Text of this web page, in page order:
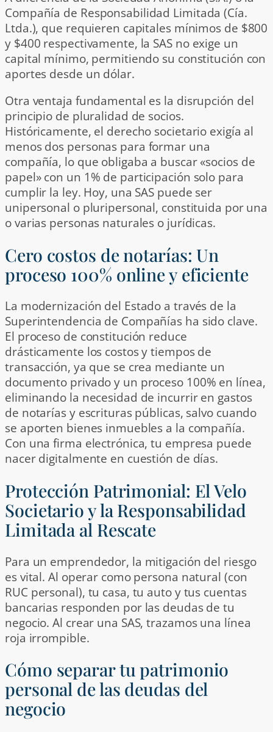
Compañía de Responsabilidad Limitada (Cía.
Ltda.), que requieren capitales mínimos de $800
y $400 respectivamente, la SAS no exige un
capital mínimo, permitiendo su constitución con
aportes desde un dólar.
Otra ventaja fundamental es la disrupción del
principio de pluralidad de socios.
Históricamente, el derecho societario exigía al
menos dos personas para formar una
compañía, lo que obligaba a buscar «socios de
papel» con un 1% de participación solo para
cumplir la ley. Hoy, una SAS puede ser
unipersonal o pluripersonal, constituida por una
o varias personas naturales o jurídicas.
Cero costos de notarías: Un
proceso 100% online y eficiente
La modernización del Estado a través de la
Superintendencia de Compañías ha sido clave.
El proceso de constitución reduce
drásticamente los costos y tiempos de
transacción, ya que se crea mediante un
documento privado y un proceso 100% en línea,
eliminando la necesidad de incurrir en gastos
de notarías y escrituras públicas, salvo cuando
se aporten bienes inmuebles a la compañía.
Con una firma electrónica, tu empresa puede
nacer digitalmente en cuestión de días.
Protección Patrimonial: El Velo
Societario y la Responsabilidad
Limitada al Rescate
Para un emprendedor, la mitigación del riesgo
es vital. Al operar como persona natural (con
RUC personal), tu casa, tu auto y tus cuentas
bancarias responden por las deudas de tu
negocio. Al crear una SAS, trazamos una línea
roja irrompible.
Cómo separar tu patrimonio
personal de las deudas del
negocio